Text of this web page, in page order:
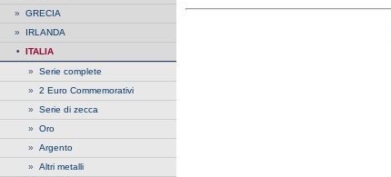
» GRECIA
» IRLANDA
•
ITALIA
» Serie complete
» 2 Euro Commemorativi
» Serie di zecca
» Oro
» Argento
» Altri metalli